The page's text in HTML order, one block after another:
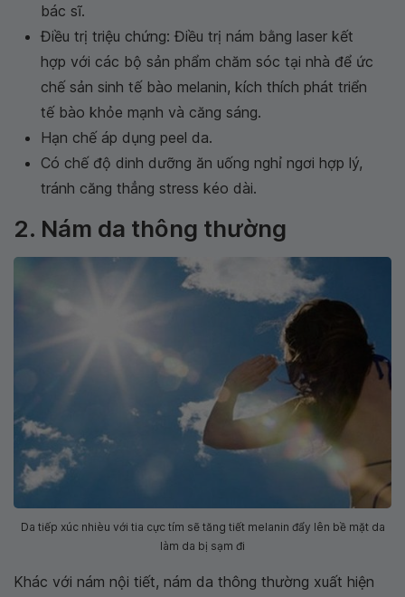
bác sĩ.
Điều trị triệu chứng: Điều trị nám bằng laser kết
hợp với các bộ sản phẩm chăm sóc tại nhà để ức
chế sản sinh tế bào melanin, kích thích phát triển
tế bào khỏe mạnh và căng sáng.
Hạn chế áp dụng peel da.
Có chế độ dinh dưỡng ăn uống nghỉ ngơi hợp lý,
tránh căng thẳng stress kéo dài.
2. Nám da thông thường
Da tiếp xúc nhièu với tia cực tím sẽ tăng tiết melanin đẩy lên bề mặt da
làm da bị sạm đi
Khác với nám nội tiết, nám da thông thường xuất hiện